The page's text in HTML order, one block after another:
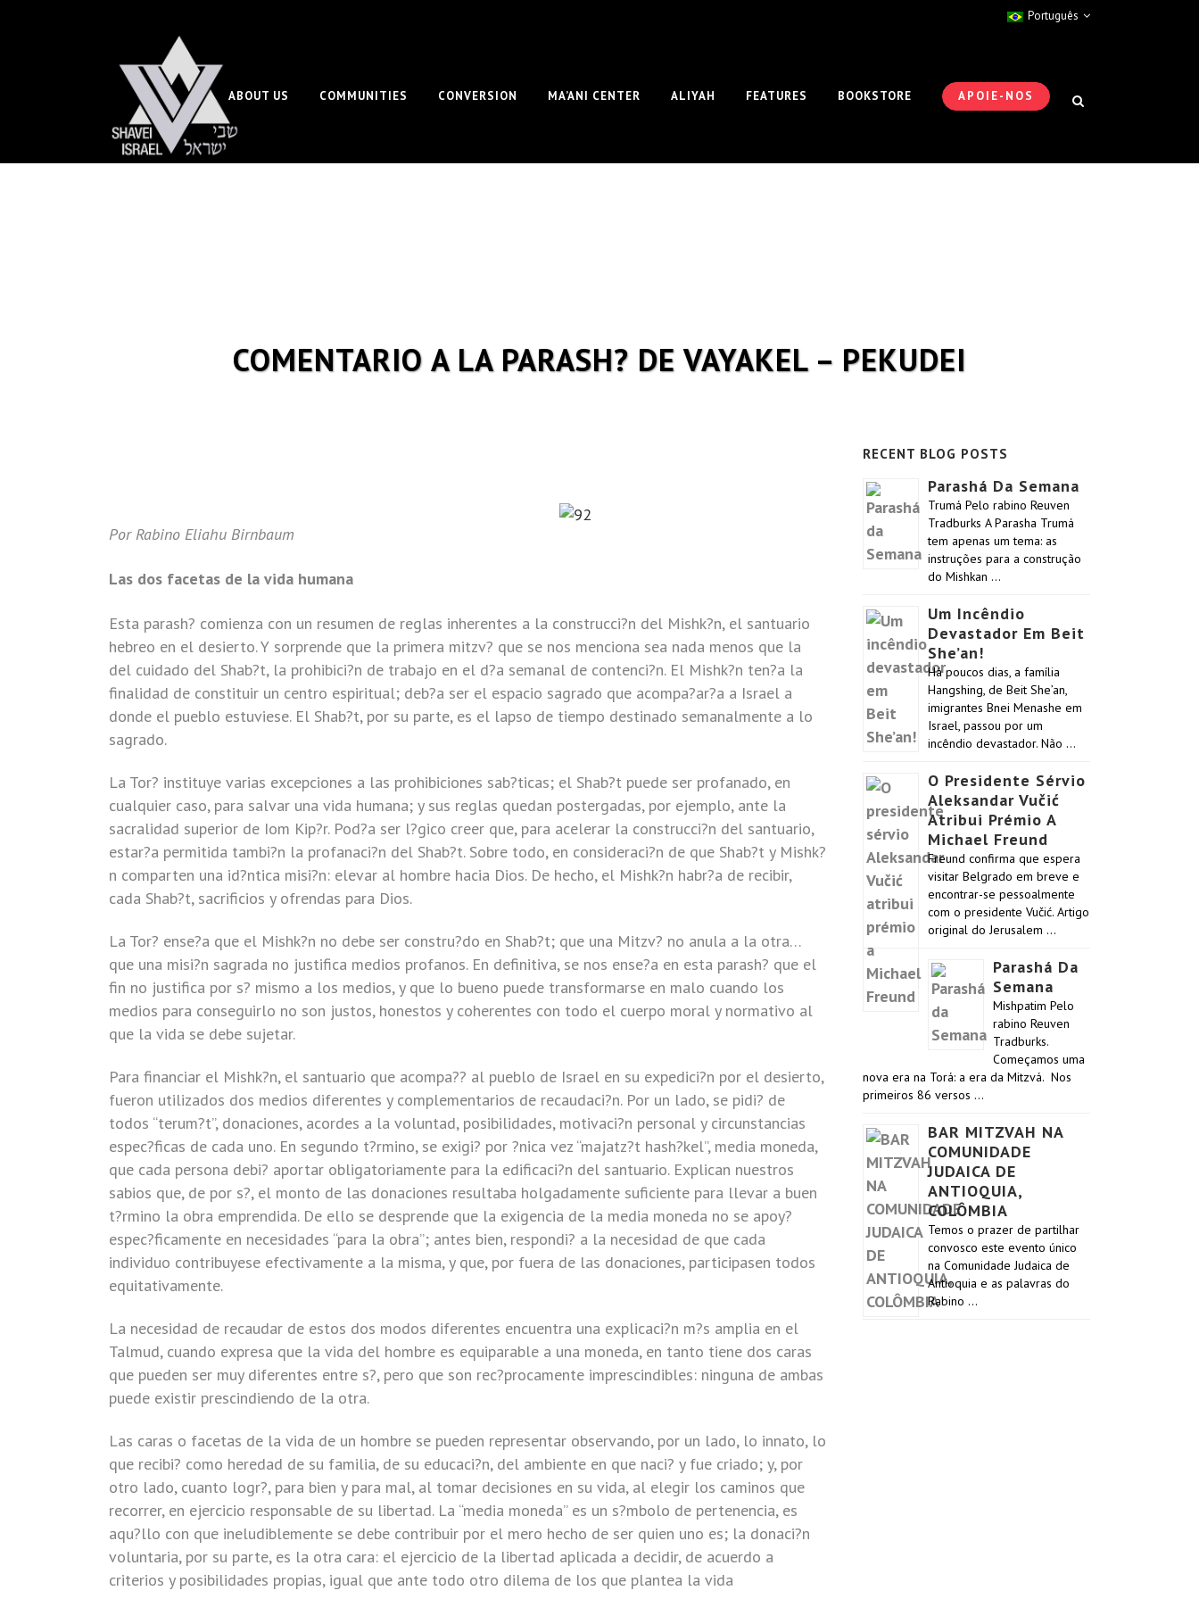
Português
APOIE-NOS
ABOUT US COMMUNITIES CONVERSION MA’ANI CENTER ALIYAH FEATURES BOOKSTORE
COMENTARIO A LA PARASH? DE VAYAKEL – PEKUDEI
Por Rabino Eliahu Birnbaum
Las dos facetas de la vida humana
Esta parash? comienza con un resumen de reglas inherentes a la construcci?n del Mishk?n, el santuario
hebreo en el desierto. Y sorprende que la primera mitzv? que se nos menciona sea nada menos que la
del cuidado del Shab?t, la prohibici?n de trabajo en el d?a semanal de contenci?n. El Mishk?n ten?a la
finalidad de constituir un centro espiritual; deb?a ser el espacio sagrado que acompa?ar?a a Israel a
donde el pueblo estuviese. El Shab?t, por su parte, es el lapso de tiempo destinado semanalmente a lo
sagrado.
La Tor? instituye varias excepciones a las prohibiciones sab?ticas; el Shab?t puede ser profanado, en
cualquier caso, para salvar una vida humana; y sus reglas quedan postergadas, por ejemplo, ante la
sacralidad superior de Iom Kip?r. Pod?a ser l?gico creer que, para acelerar la construcci?n del santuario,
estar?a permitida tambi?n la profanaci?n del Shab?t. Sobre todo, en consideraci?n de que Shab?t y Mishk?
n comparten una id?ntica misi?n: elevar al hombre hacia Dios. De hecho, el Mishk?n habr?a de recibir,
cada Shab?t, sacrificios y ofrendas para Dios.
La Tor? ense?a que el Mishk?n no debe ser constru?do en Shab?t; que una Mitzv? no anula a la otra…
que una misi?n sagrada no justifica medios profanos. En definitiva, se nos ense?a en esta parash? que el
fin no justifica por s? mismo a los medios, y que lo bueno puede transformarse en malo cuando los
medios para conseguirlo no son justos, honestos y coherentes con todo el cuerpo moral y normativo al
que la vida se debe sujetar.
Para financiar el Mishk?n, el santuario que acompa?? al pueblo de Israel en su expedici?n por el desierto,
fueron utilizados dos medios diferentes y complementarios de recaudaci?n. Por un lado, se pidi? de
todos “terum?t”, donaciones, acordes a la voluntad, posibilidades, motivaci?n personal y circunstancias
espec?ficas de cada uno. En segundo t?rmino, se exigi? por ?nica vez “majatz?t hash?kel”, media moneda,
que cada persona debi? aportar obligatoriamente para la edificaci?n del santuario. Explican nuestros
sabios que, de por s?, el monto de las donaciones resultaba holgadamente suficiente para llevar a buen
t?rmino la obra emprendida. De ello se desprende que la exigencia de la media moneda no se apoy?
espec?ficamente en necesidades “para la obra”; antes bien, respondi? a la necesidad de que cada
individuo contribuyese efectivamente a la misma, y que, por fuera de las donaciones, participasen todos
equitativamente.
La necesidad de recaudar de estos dos modos diferentes encuentra una explicaci?n m?s amplia en el
Talmud, cuando expresa que la vida del hombre es equiparable a una moneda, en tanto tiene dos caras
que pueden ser muy diferentes entre s?, pero que son rec?procamente imprescindibles: ninguna de ambas
puede existir prescindiendo de la otra.
Las caras o facetas de la vida de un hombre se pueden representar observando, por un lado, lo innato, lo
que recibi? como heredad de su familia, de su educaci?n, del ambiente en que naci? y fue criado; y, por
otro lado, cuanto logr?, para bien y para mal, al tomar decisiones en su vida, al elegir los caminos que
recorrer, en ejercicio responsable de su libertad. La “media moneda” es un s?mbolo de pertenencia, es
aqu?llo con que ineludiblemente se debe contribuir por el mero hecho de ser quien uno es; la donaci?n
voluntaria, por su parte, es la otra cara: el ejercicio de la libertad aplicada a decidir, de acuerdo a
criterios y posibilidades propias, igual que ante todo otro dilema de los que plantea la vida
RECENT BLOG POSTS
Parashá Da Semana
Trumá Pelo rabino Reuven
Tradburks A Parasha Trumá
tem apenas um tema: as
instruções para a construção
do Mishkan …
Um Incêndio
Devastador Em Beit
She’an!
Há poucos dias, a família
Hangshing, de Beit She’an,
imigrantes Bnei Menashe em
Israel, passou por um
incêndio devastador. Não …
O Presidente Sérvio
Aleksandar Vučić
Atribui Prémio A
Michael Freund
Freund confirma que espera
visitar Belgrado em breve e
encontrar-se pessoalmente
com o presidente Vučić. Artigo
original do Jerusalem …
Parashá Da
Semana
Mishpatim Pelo
rabino Reuven
Tradburks.
Começamos uma
nova era na Torá: a era da Mitzvá. Nos
primeiros 86 versos …
BAR MITZVAH NA
COMUNIDADE
JUDAICA DE
ANTIOQUIA,
COLÔMBIA
Temos o prazer de partilhar
convosco este evento único
na Comunidade Judaica de
Antioquia e as palavras do
Rabino …